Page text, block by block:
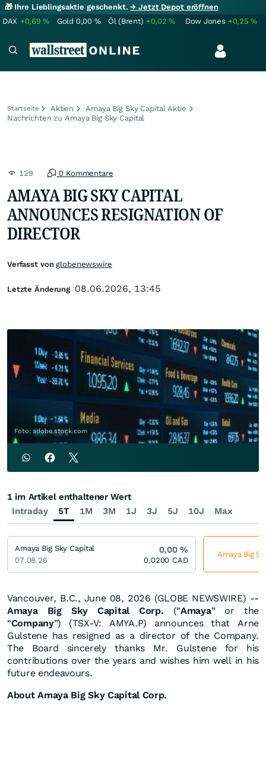
🎁 Ihre Lieblingsaktie geschenkt.→ Jetzt Depot eröffnen
DAX +0,69% Gold 0,00 % Öl (Brent) +0,02% Dow Jones +0,25%
Startseite Aktien
Amaya Big Sky Capital Aktie
Nachrichten zu Amaya Big Sky Capital
129 0 Kommentare
AMAYA BIG SKY CAPITAL
ANNOUNCES RESIGNATION OF
DIRECTOR
Foto: adobe.stock.com
Vancouver, B.C., June 08, 2026 (GLOBE NEWSWIRE) --
Amaya Big Sky Capital Corp. (“Amaya” or the
“Company”) (TSX-V: AMYA.P) announces that Arne
Gulstene has resigned as a director of the Company.
The Board sincerely thanks Mr. Gulstene for his
contributions over the years and wishes him well in his
future endeavours.
About Amaya Big Sky Capital Corp.
Verfasst vonglobenewswire
Letzte Änderung 08.06.2026, 13:45
Intraday 5T 1M 3M 1J 3J 5J 10J Max
1 im Artikel enthaltener Wert
Amaya Big Sky Capital
07.08.26
0,00%
0,0200 CAD
Amaya Big